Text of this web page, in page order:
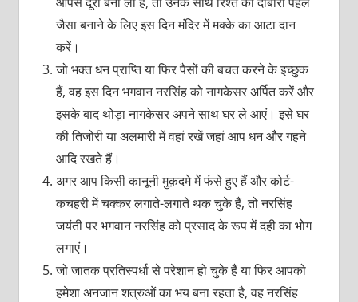
जैसा बनाने के लिए इस दिन मंदिर में मक्के का आटा दान
करें।
जो भक्त धन प्राप्ति या फिर पैसों की बचत करने के इच्छुक
हैं, वह इस दिन भगवान नरसिंह को नागकेसर अर्पित करें और
इसके बाद थोड़ा नागकेसर अपने साथ घर ले आएं। इसे घर
की तिजोरी या अलमारी में वहां रखें जहां आप धन और गहने
आदि रखते हैं।
अगर आप किसी कानूनी मुक़दमे में फंसे हुए हैं और कोर्ट-
कचहरी में चक्कर लगाते-लगाते थक चुके हैं, तो नरसिंह
जयंती पर भगवान नरसिंह को प्रसाद के रूप में दही का भोग
लगाएं।
जो जातक प्रतिस्पर्धा से परेशान हो चुके हैं या फिर आपको
हमेशा अनजान शत्रुओं का भय बना रहता है, वह नरसिंह